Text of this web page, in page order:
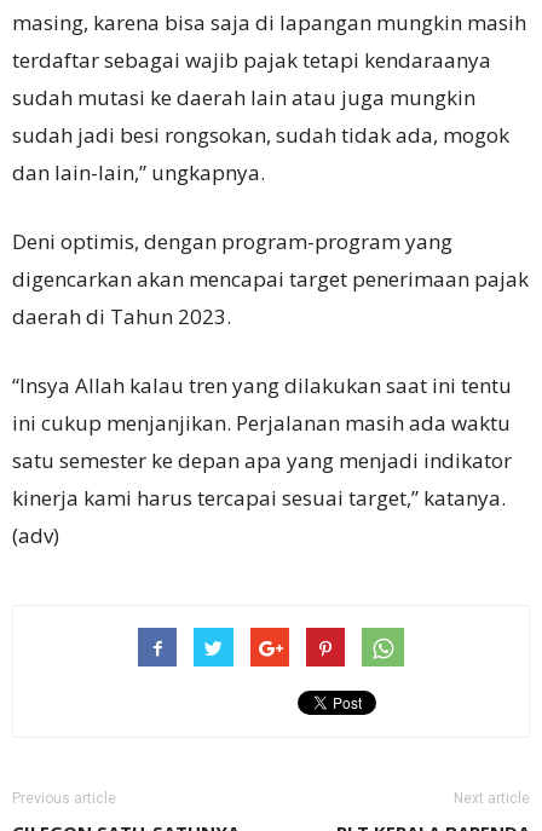
masing, karena bisa saja di lapangan mungkin masih
terdaftar sebagai wajib pajak tetapi kendaraanya
sudah mutasi ke daerah lain atau juga mungkin
sudah jadi besi rongsokan, sudah tidak ada, mogok
dan lain-lain,” ungkapnya.
Deni optimis, dengan program-program yang
digencarkan akan mencapai target penerimaan pajak
daerah di Tahun 2023.
“Insya Allah kalau tren yang dilakukan saat ini tentu
ini cukup menjanjikan. Perjalanan masih ada waktu
satu semester ke depan apa yang menjadi indikator
kinerja kami harus tercapai sesuai target,” katanya.
(adv)
Previous article Next article